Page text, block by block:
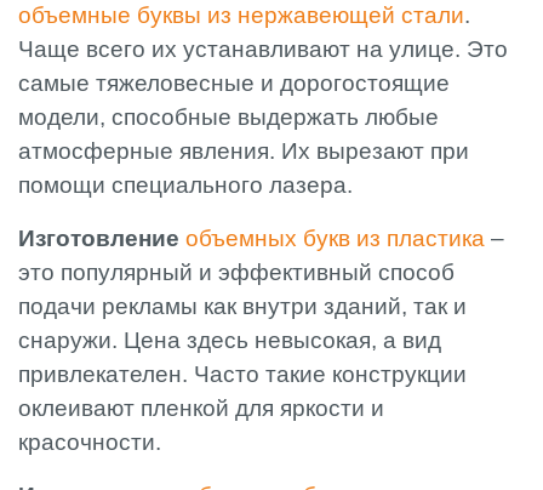
объемные буквы из нержавеющей стали.
Чаще всего их устанавливают на улице. Это
самые тяжеловесные и дорогостоящие
модели, способные выдержать любые
атмосферные явления. Их вырезают при
помощи специального лазера.
Изготовление объемных букв из пластика –
это популярный и эффективный способ
подачи рекламы как внутри зданий, так и
снаружи. Цена здесь невысокая, а вид
привлекателен. Часто такие конструкции
оклеивают пленкой для яркости и
красочности.